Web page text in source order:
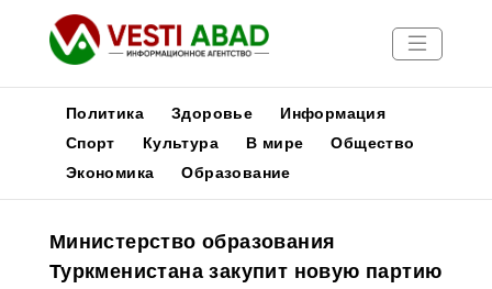
Новости
Медиа
Афиша
Политика Здоровье
Информация
Спорт
Культура В мире
Общество
Экономика
Образование
Министерство образования
Туркменистана закупит новую партию